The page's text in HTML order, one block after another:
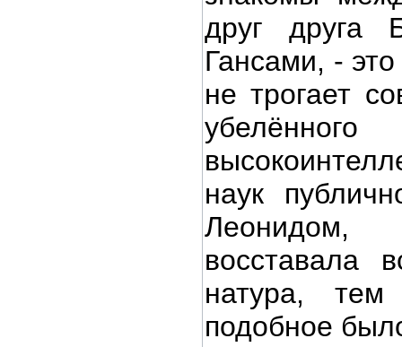
друг друга
Гансами, -
не трогает
наук
восставала
натура,
подобное